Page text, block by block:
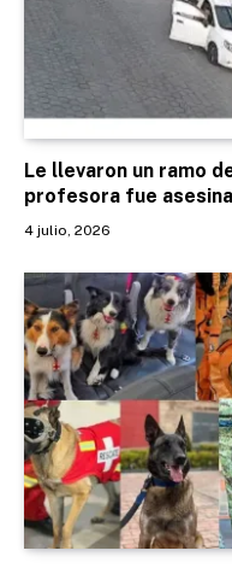
Le llevaron un ramo
profesora fue
4 julio, 2026